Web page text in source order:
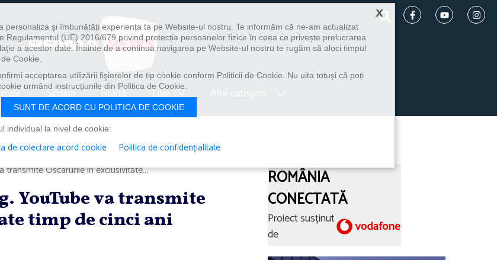
Școală Hrană Live TV
Oscarurile în exclusivitate...
YouTube va transmite
timp de cinci ani
ROMÂNIA
CONECTATĂ
Proiect susținut
de
×
personaliza și îmbunătăți experiența ta pe Website-ul nostru. Te informăm că ne-am actualizat
Regulamentul (UE) 2016/679 privind protecția persoanelor fizice în ceea ce privește prelucrarea
a acestor date. Înainte de a continua navigarea pe Website-ul nostru te rugăm să aloci timpul
Cookie.
acceptarea utilizării fişierelor de tip cookie conform Politicii de Cookie. Nu uita totuși că poți
urmând instrucțiunile din Politica de Cookie.
SUNT DE ACORD CU POLITICA DE COOKIE
individual la nivel de cookie:
de colectare acord cookie Politica de confidențialitate